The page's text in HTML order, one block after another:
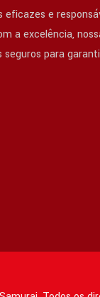
e
a excelência,
para